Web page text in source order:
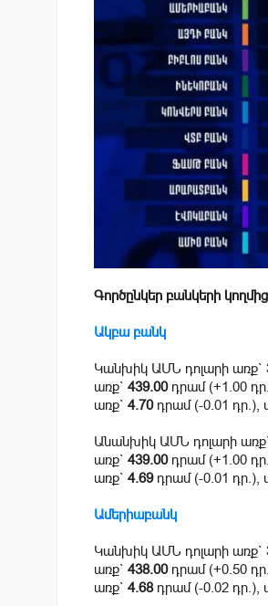
Գործընկեր բանկերի
Ակբա բանկ
Կանխիկ ԱՄՆ դոլարի առք`
առք` 439.00դրամ (+1.00
առք` 4.70դրամ (-0.01 դր.),
Անանխիկ ԱՄՆ դոլարի
առք` 439.00դրամ (+1.00
առք` 4.69դրամ (-0.01 դր.),
Ամերիաբանկ
Կանխիկ ԱՄՆ դոլարի առք`
առք` 438.00դրամ (+0.50
առք` 4.68դրամ (-0.02 դր.),